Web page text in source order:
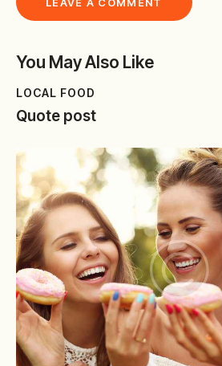
You May Also Like
LOCAL FOOD
Quote post